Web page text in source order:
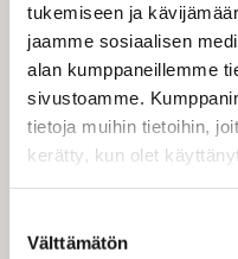
tukemiseen ja
jaamme sosiaalisen
alan kumppaneillemme
sivustoamme.
tietoja muihin tietoihin,
kerätty, kun olet
valinta
Välttämätön
Tarjous - osta nyt ja
20,00 €
Norm.62,16 €